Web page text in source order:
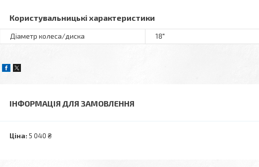
Користувальницькі характеристики
Діаметр колеса/диска 18"
ІНФОРМАЦІЯ ДЛЯ ЗАМОВЛЕННЯ
Ціна: 5 040 ₴